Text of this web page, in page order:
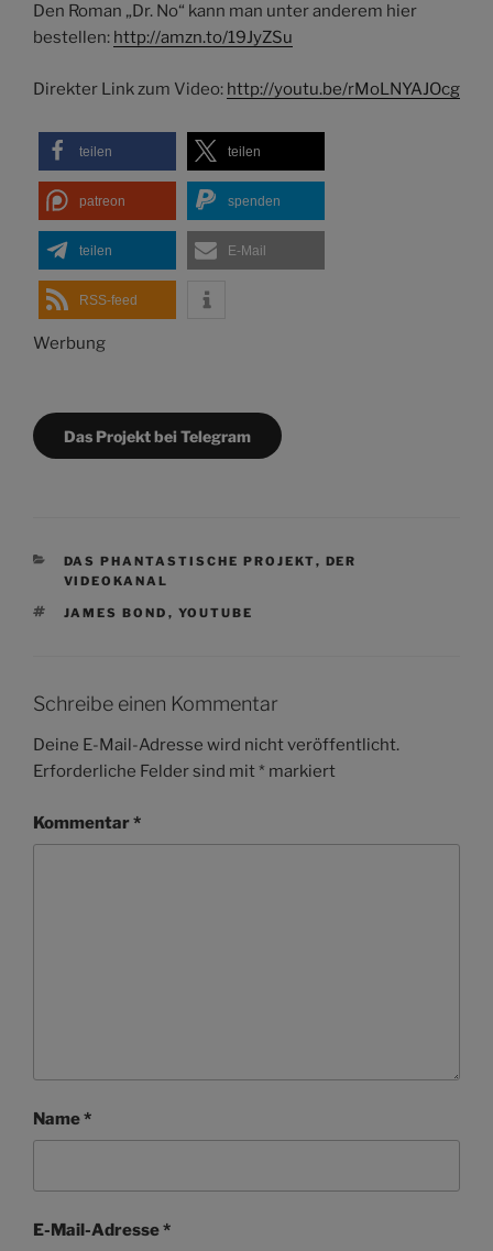
Den Roman „Dr. No“ kann man unter anderem hier
bestellen: http://amzn.to/19JyZSu
Direkter Link zum Video: http://youtu.be/rMoLNYAJOcg
teilen teilen
patreon spenden
teilen E-Mail
RSS-feed
Werbung
Das Projekt bei Telegram
KATEGORIEN
DAS PHANTASTISCHE PROJEKT, DER
VIDEOKANAL
SCHLAGWÖRTER
JAMES BOND , YOUTUBE
Schreibe einen Kommentar
Deine E-Mail-Adresse wird nicht veröffentlicht.
Erforderliche Felder sind mit* markiert
Kommentar*
Name*
E-Mail-Adresse*